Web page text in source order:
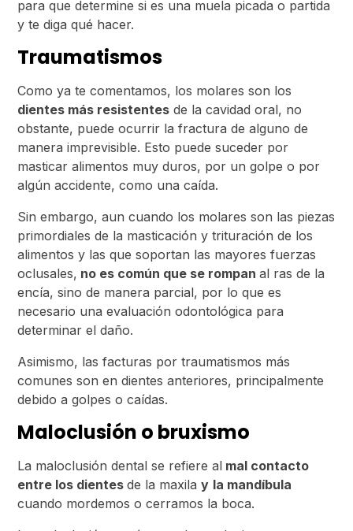
para que determine si es una muela picada o partida
y te diga qué hacer.
Traumatismos
Como ya te comentamos, los molares son los
dientes más resistentes de la cavidad oral, no
obstante, puede ocurrir la fractura de alguno de
manera imprevisible. Esto puede suceder por
masticar alimentos muy duros, por un golpe o por
algún accidente, como una caída.
Sin embargo, aun cuando los molares son las piezas
primordiales de la masticación y trituración de los
alimentos y las que soportan las mayores fuerzas
oclusales, no es común que se rompanal ras de la
encía, sino de manera parcial, por lo que es
necesario una evaluación odontológica para
determinar el daño.
Asimismo, las facturas por traumatismos más
comunes son en dientes anteriores, principalmente
debido a golpes o caídas.
Maloclusión o bruxismo
La maloclusión dental se refiere al mal contacto
entre los dientesde la maxilay la mandíbula
cuando mordemos o cerramos la boca.